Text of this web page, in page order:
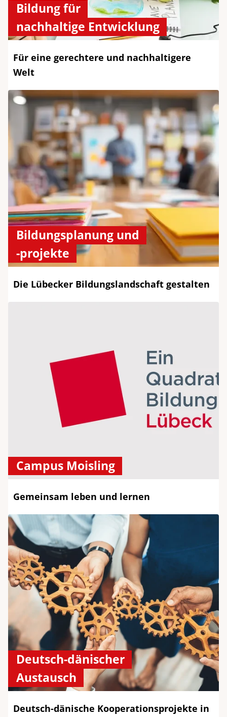
Bildung für
nachhaltige Entwicklung
Für eine gerechtere und nachhaltigere
Welt
Bildungsplanung und
-projekte
Die Lübecker Bildungslandschaft gestalten
Campus Moisling
Gemeinsam leben und lernen
Deutsch-dänischer
Austausch
Deutsch-dänische Kooperationsprojekte in